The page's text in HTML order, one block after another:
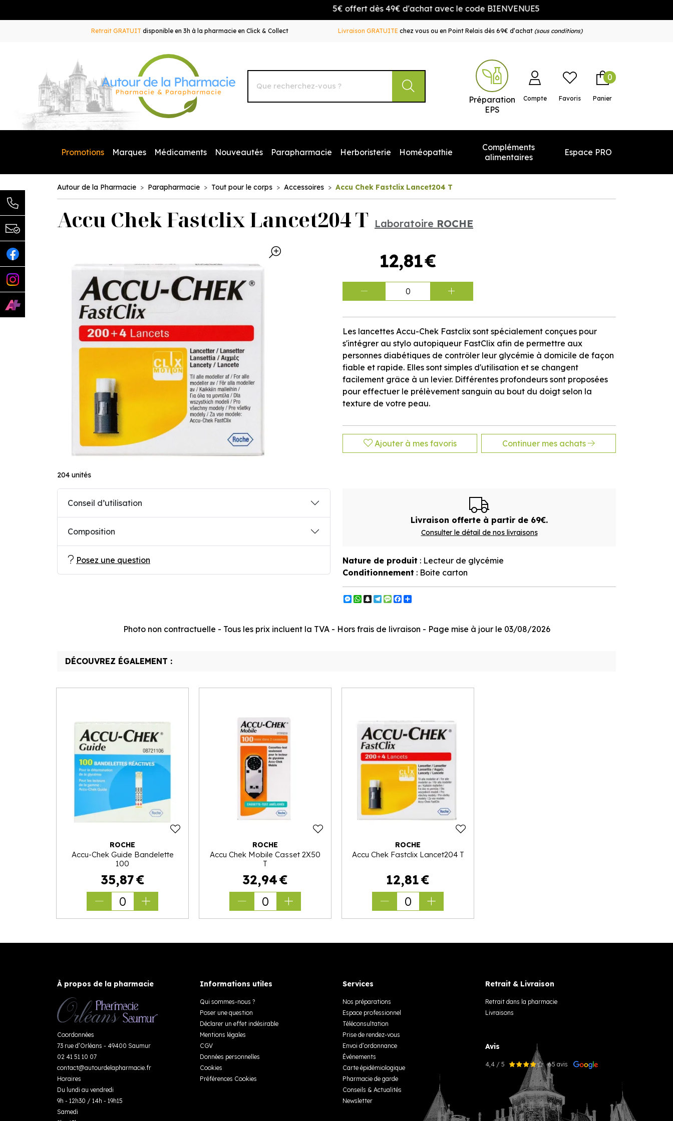
5€ offert dès 49€ d'achat avec le code BIENVENUE5
Retrait GRATUIT disponible en 3h à la pharmacie en Click & Collect Livraison GRATUITE chez vous ou en Point Relais dès 69€ d’achat (sous conditions)
Autour de la Pharmacie Votre pharmacie en ligne à votre service
Préparation
EPS
Compte Favoris Panier
0
Promotions Marques Médicaments Nouveautés Parapharmacie Herboristerie Homéopathie
Compléments
alimentaires
Espace PRO
Autour de la Pharmacie Parapharmacie Tout pour le corps Accessoires Accu Chek Fastclix Lancet204 T
Accu Chek Fastclix Lancet204 T Laboratoire ROCHE
204 unités
12,81€
0
Les lancettes Accu-Chek Fastclix sont spécialement conçues pour
s'intégrer au stylo autopiqueur FastClix afin de permettre aux
personnes diabétiques de contrôler leur glycémie à domicile de façon
fiable et rapide. Elles sont simples d'utilisation et se changent
facilement grâce à un levier. Différentes profondeurs sont proposées
pour effectuer le prélèvement sanguin au bout du doigt selon la
texture de votre peau.
Ajouter à mes favoris Continuer mes achats
Conseil d’utilisation
Composition
Posez une question
Livraison offerte à partir de 69€.
Consulter le détail de nos livraisons
Nature de produit : Lecteur de glycémie
Conditionnement : Boite carton
Messenger
WhatsApp
Snapchat
Telegram
Message
Facebook
Photo non contractuelle - Tous les prix incluent la TVA - Hors frais de livraison - Page mise à jour le 03/08/2026
DÉCOUVREZ ÉGALEMENT :
ROCHE
Accu-Chek Guide Bandelette
100
35,87€
0
ROCHE
Accu Chek Mobile Casset 2X50
T
32,94€
0
ROCHE
Accu Chek Fastclix Lancet204 T
12,81€
0
À propos de la pharmacie
Coordonnées
73 rue d’Orléans - 49400 Saumur
02 41 51 10 07
contact@autourdelapharmacie.fr
Horaires
Du lundi au vendredi
9h - 12h30 / 14h - 19h15
Samedi
Informations utiles
Qui sommes-nous ?
Poser une question
Déclarer un effet indésirable
Mentions légales
CGV
Données personnelles
Cookies
Préférences Cookies
Services
Nos préparations
Espace professionnel
Téléconsultation
Prise de rendez-vous
Envoi d’ordonnance
Événements
Carte épidémiologique
Pharmacie de garde
Conseils & Actualités
Newsletter
Retrait & Livraison
Retrait dans la pharmacie
Livraisons
Avis
4,4 / 5 65 avis